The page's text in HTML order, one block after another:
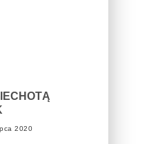
2020